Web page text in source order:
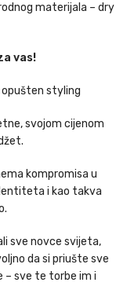
materijala – dry
vas!
opušten styling
svojom cijenom
kompromisa u
i kao takva
sve novce svijeta,
da si priušte sve
– sve te torbe im i